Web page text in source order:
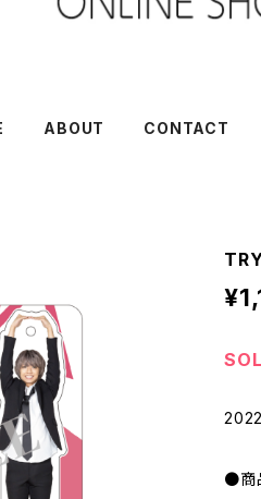
ABOUT CONTACT
●商